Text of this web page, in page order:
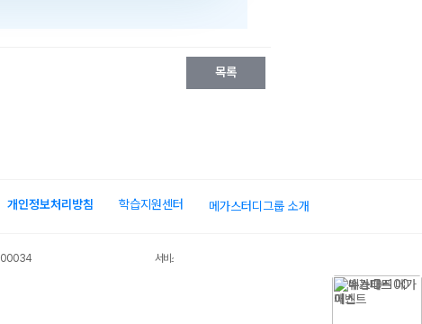
목록
개인정보처리방침 학습지원센터 메가스터디그룹 소개
00034
서비스 가입사실 확인